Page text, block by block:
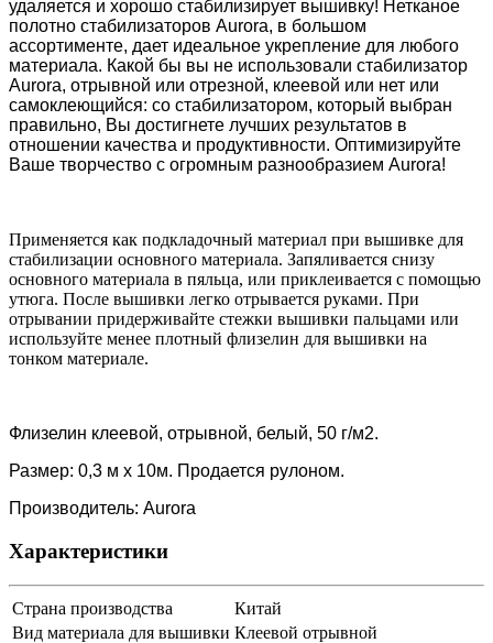
удаляется и хорошо стабилизирует вышивку! Нетканое
полотно стабилизаторов Aurora, в большом
ассортименте, дает идеальное укрепление для любого
материала. Какой бы вы не использовали стабилизатор
Aurora, отрывной или отрезной, клеевой или нет или
самоклеющийся: со стабилизатором, который выбран
правильно, Вы достигнете лучших результатов в
отношении качества и продуктивности. Оптимизируйте
Ваше творчество с огромным разнообразием Aurora!
Применяется как подкладочный материал при вышивке для
стабилизации основного материала. Запяливается снизу
основного материала в пяльца, или приклеивается с помощью
утюга. После вышивки легко отрывается руками. При
отрывании придерживайте стежки вышивки пальцами или
используйте менее плотный флизелин для вышивки на
тонком материале.
Флизелин клеевой, отрывной, белый, 50 г/м2.
Размер: 0,3 м х 10м. Продается рулоном.
Производитель: Aurora
Характеристики
Страна производства
Китай
Вид материала для вышивки Клеевой отрывной